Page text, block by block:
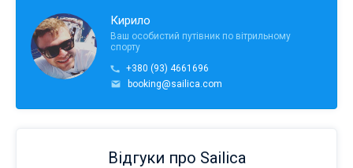
Кирило
Ваш особистий путівник по вітрильному
спорту
+380 (93) 4661696
booking@sailica.com
Відгуки про Sailica